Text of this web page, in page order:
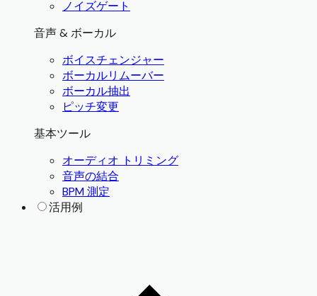
ノイズゲート
音声 & ボーカル
ボイスチェンジャー
ボーカルリムーバー
ボーカル抽出
ピッチ変更
基本ツール
オーディオ トリミング
音声の結合
BPM 測定
活用例